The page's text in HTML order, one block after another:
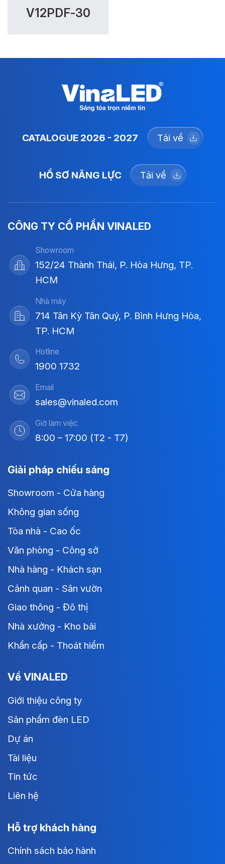
V12PDF-30
CATALOGUE 2026 - 2027 Tải về
HỒ SƠ NĂNG LỰC Tải về
CÔNG TY CỔ PHẦN VINALED
Showroom
152/24 Thành Thái, P. Hòa Hưng, TP.
HCM
Nhà máy
714 Tân Kỳ Tân Quý, P. Bình Hưng Hòa,
TP. HCM
Hotline
1900 1732
Email
sales@vinaled.com
Giờ làm việc
8:00 – 17:00 (T2 - T7)
Giải pháp chiếu sáng
Showroom - Cửa hàng
Không gian sống
Tòa nhà - Cao ốc
Văn phòng - Công sở
Nhà hàng - Khách sạn
Cảnh quan - Sân vườn
Giao thông - Đô thị
Nhà xưởng - Kho bãi
Khẩn cấp - Thoát hiểm
Về VINALED
Giới thiệu công ty
Sản phẩm đèn LED
Dự án
Tài liệu
Tin tức
Liên hệ
Hỗ trợ khách hàng
Chính sách bảo hành